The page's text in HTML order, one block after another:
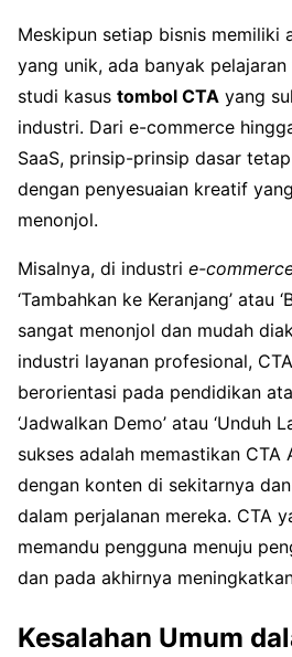
Meskipun setiap bisnis memiliki
yang unik, ada banyak
studi kasus tombol CTA yang
industri. Dari e-commerce
SaaS, prinsip-prinsip dasar
dengan penyesuaian kreatif
menonjol.
Misalnya, di industri e-
‘Tambahkan ke Keranjang’ atau
sangat menonjol dan mudah
industri layanan profesional,
berorientasi pada pendidikan
‘Jadwalkan Demo’ atau ‘Unduh
sukses adalah memastikan CTA
dengan konten di sekitarnya
dalam perjalanan mereka. CTA
memandu pengguna menuju
dan pada akhirnya
Kesalahan Umum